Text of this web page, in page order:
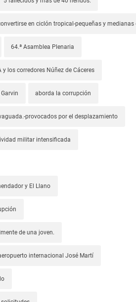
en ciclón tropical-pequeñas y
64.ª Asamblea Plenaria
y los corredores Núñez de Cáceres
aborda la corrupción
provocados por el desplazamiento
militar intensificada
y El Llano
de una joven.
internacional José Martí